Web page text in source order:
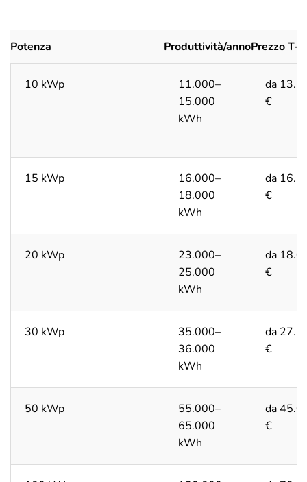
Potenza Produttività/annoPrezzo T-
10 kWp
11.000–
15.000
kWh
da
€
15 kWp
16.000–
18.000
kWh
da
€
20 kWp
23.000–
25.000
kWh
da
€
30 kWp
35.000–
36.000
kWh
da
€
50 kWp
55.000–
65.000
kWh
da
€